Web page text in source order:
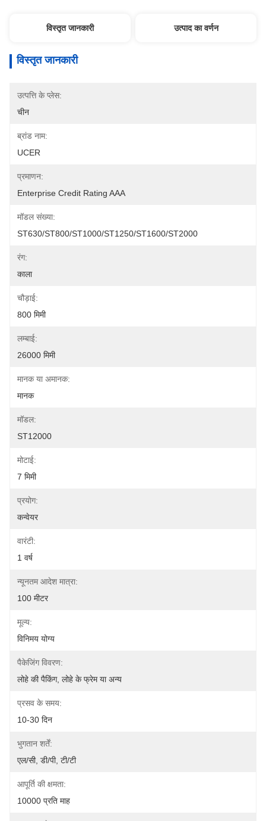
विस्तृत जानकारी उत्पाद का वर्णन
विस्तृत जानकारी
उत्पत्ति के प्लेस:
चीन
ब्रांड नाम:
UCER
प्रमाणन:
Enterprise Credit Rating AAA
मॉडल संख्या:
ST630/ST800/ST1000/ST1250/ST1600/ST2000
रंग:
काला
चौड़ाई:
800 मिमी
लम्बाई:
26000 मिमी
मानक या अमानक:
मानक
मॉडल:
ST12000
मोटाई:
7 मिमी
प्रयोग:
कन्वेयर
वारंटी:
1 वर्ष
न्यूनतम आदेश मात्रा:
100 मीटर
मूल्य:
विनिमय योग्य
पैकेजिंग विवरण:
लोहे की पैकिंग, लोहे के फ्रेम या अन्य
प्रसव के समय:
10-30 दिन
भुगतान शर्तें:
एल/सी, डी/पी, टी/टी
आपूर्ति की क्षमता:
10000 प्रति माह